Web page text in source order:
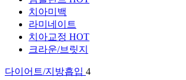
치아미백
라미네이트
치아교정 HOT
크라운/브릿지
다이어트/지방흡입 4